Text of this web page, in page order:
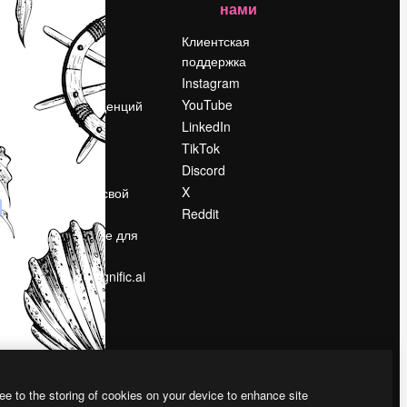
О нас
Reviews
Вакансии
Поиск тенденций
События
Продайте свой
Помещение для
прессы
Ищете magnific.ai
нами
Клиентская
поддержка
Instagram
YouTube
LinkedIn
TikTok
Discord
X
Reddit
to the storing of cookies on your device to enhance site